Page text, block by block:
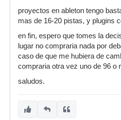
proyectos en ableton tengo
mas de 16-20 pistas, y plugins
en fin, espero que tomes la
lugar no compraria nada por
caso de que me hubiera de
compraria otra vez uno de 96 o
saludos.